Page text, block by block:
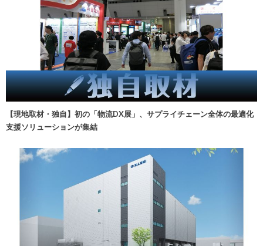
【現地取材・独自】初の「物流DX展」、サプライチェーン全体の最適化
支援ソリューションが集結